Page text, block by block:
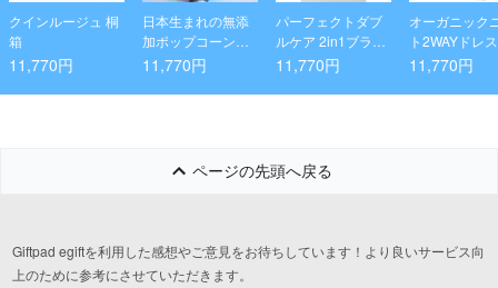
クインルージュ 桐
箱
11,770円
日本生まれの無添
加ポップコーン鳥
取ポップコーンmo
11,770円
パーフェクトダブ
ルケア 2in1ブラシ
＆フロス
11,770円
オーガニック
ト2WAYドレス
11,770円
ページの先頭へ戻る
Giftpad egiftを利用した感想やご意見をお待ちしています！より良いサービス向
上のために参考にさせていただきます。